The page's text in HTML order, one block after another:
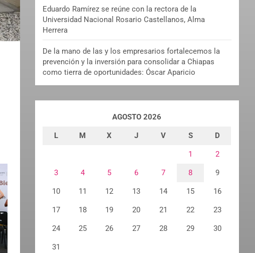
Eduardo Ramírez se reúne con la rectora de la
Universidad Nacional Rosario Castellanos, Alma
Herrera
De la mano de las y los empresarios fortalecemos la
prevención y la inversión para consolidar a Chiapas
como tierra de oportunidades: Óscar Aparicio
AGOSTO 2026
L M X J V S D
1 2
3 4 5 6 7 8 9
10 11 12 13 14 15 16
17 18 19 20 21 22 23
24 25 26 27 28 29 30
31